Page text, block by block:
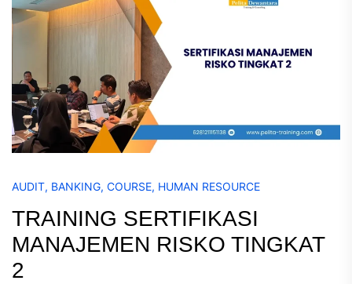
AUDIT, BANKING, COURSE, HUMAN RESOURCE
TRAINING SERTIFIKASI
MANAJEMEN RISKO TINGKAT
2